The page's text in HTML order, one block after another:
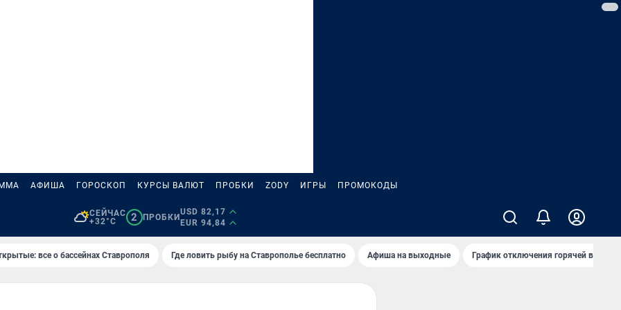
АФИША ГОРОСКОП КУРСЫ ВАЛЮТ ПРОБКИ ZODY ИГРЫ ПРОМОКОДЫ
СЕЙЧАС
+32°C
2 ПРОБКИ
USD 82,17
EUR 94,84
все о бассейнах Ставрополя Где ловить рыбу на Ставрополье бесплатно Афиша на выходные График отключения горячей воды в